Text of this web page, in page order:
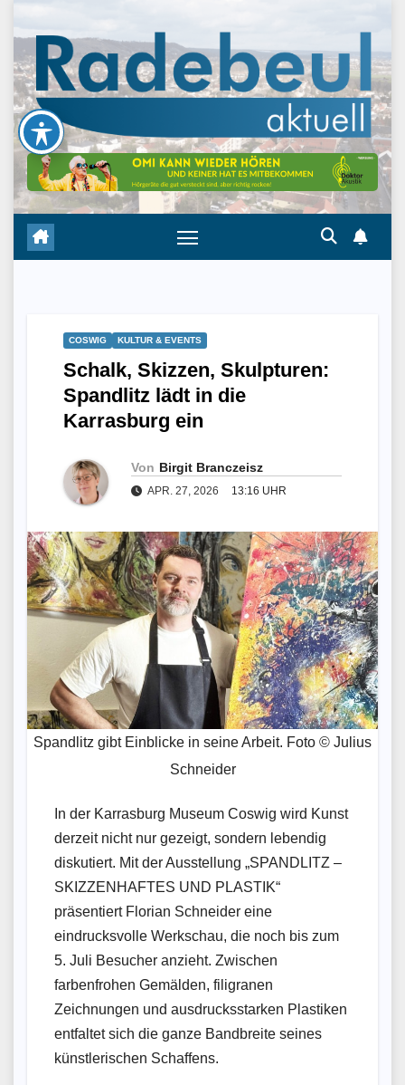
content
COSWIG KULTUR & EVENTS
Schalk, Skizzen, Skulpturen:
Spandlitz lädt in die
Karrasburg ein
Von Birgit Branczeisz
APR. 27, 2026 13:16 UHR
Spandlitz gibt Einblicke in seine Arbeit. Foto © Julius
Schneider
In der Karrasburg Museum Coswig wird Kunst
derzeit nicht nur gezeigt, sondern lebendig
diskutiert. Mit der Ausstellung „SPANDLITZ –
SKIZZENHAFTES UND PLASTIK“
präsentiert Florian Schneider eine
eindrucksvolle Werkschau, die noch bis zum
5. Juli Besucher anzieht. Zwischen
farbenfrohen Gemälden, filigranen
Zeichnungen und ausdrucksstarken Plastiken
entfaltet sich die ganze Bandbreite seines
künstlerischen Schaffens.